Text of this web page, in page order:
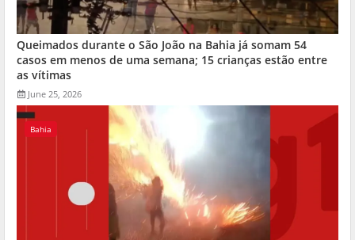
Queimados durante o São João na Bahia já somam 54
casos em menos de uma semana; 15 crianças estão entre
as vítimas
June 25, 2026
Bahia